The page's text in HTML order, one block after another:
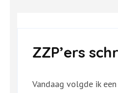
ZZP’ers
Vandaag volgde ik